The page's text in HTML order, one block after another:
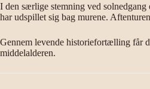
I den særlige stemning ved
har udspillet sig bag murene.
Gennem levende historiefortælling får
middelalderen.